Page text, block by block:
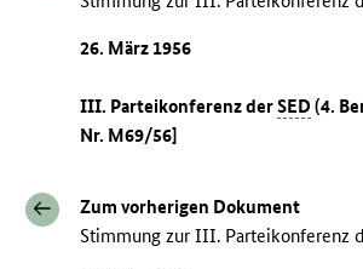
26. März 1956
III. Parteikonferenz derSED (4.
Nr. M69/56]
Zum vorherigen Dokument
Stimmung zur III. Parteikonferenz